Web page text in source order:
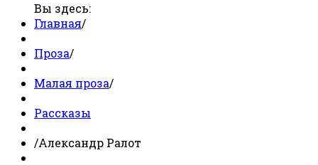
Вы здесь:
Главная/
Проза/
Малая проза/
Рассказы
/Александр Ралот